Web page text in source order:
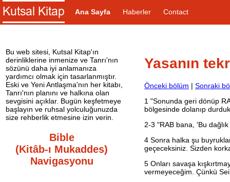
Ana Sayfa Haberler Contact
Bu web sitesi, Kutsal Kitap'ın
derinliklerine inmenize ve Tanrı'nın
sözünü daha iyi anlamanıza
yardımcı olmak için tasarlanmıştır.
Eski ve Yeni Antlaşma'nın her kitabı,
Tanrı'nın planını ve halkına olan
sevgisini açıklar. Bugün keşfetmeye
başlayın ve ruhsal yolculuğunuzda
size rehberlik etmesine izin verin.
Bible
(Kitâb-ı Mukaddes)
Navigasyonu
Yasanın
Önceki bölüm | Sonraki
1 "Sonunda geri dönüp
bölgesinde dolanıp
2-3 "RAB bana, 'Bu
4 Sonra halka şu
geçeceksiniz. Sizden
5 Onları savaşa
vermeyeceğim. Çünkü